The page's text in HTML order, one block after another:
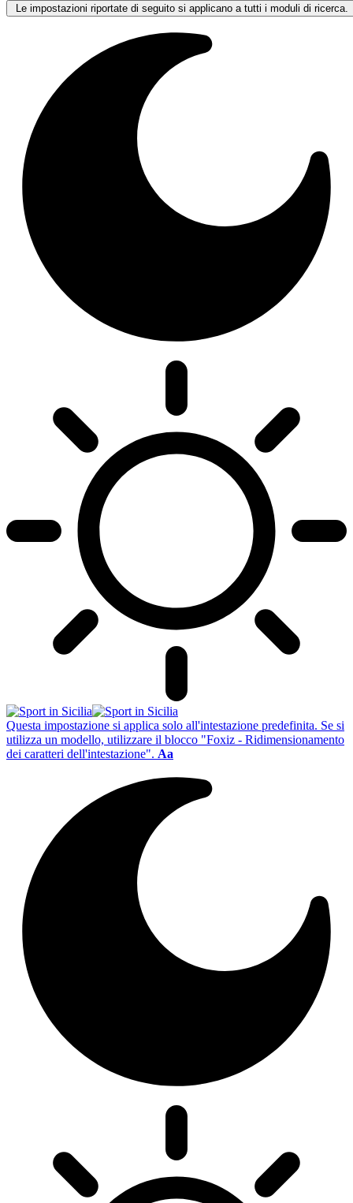
Questa impostazione si applica solo all'intestazione predefinita. Se si
utilizza un modello, utilizzare il blocco "Foxiz - Ridimensionamento
dei caratteri dell'intestazione". Aa